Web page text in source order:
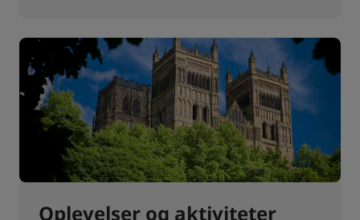
Oplevelser og aktiviteter